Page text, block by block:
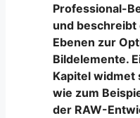
Professional-
und beschreibt
Ebenen zur
Bildelemente.
Kapitel widmet
wie zum
der RAW-